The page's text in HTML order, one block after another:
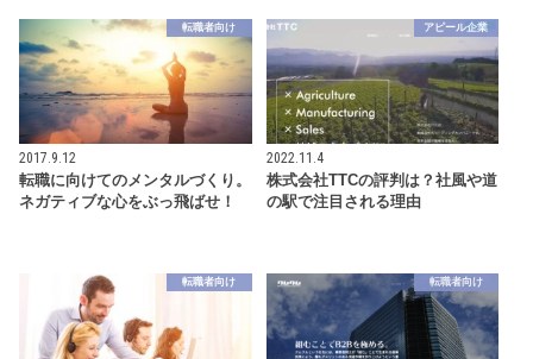
転職者向け
2017.9.12
転職に向けてのメンタルづくり。
ネガティブな心をぶっ飛ばせ！
アピール企業
2022.11.4
株式会社TTCの評判は？社風や道
の駅で注目される理由
転職者向け 転職者向け